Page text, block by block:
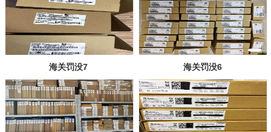
海关罚没7 海关罚没6